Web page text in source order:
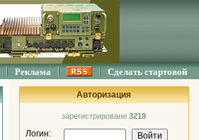
Реклама Сделать стартовой
Авторизация
зарегистрировано 3219
Логин: